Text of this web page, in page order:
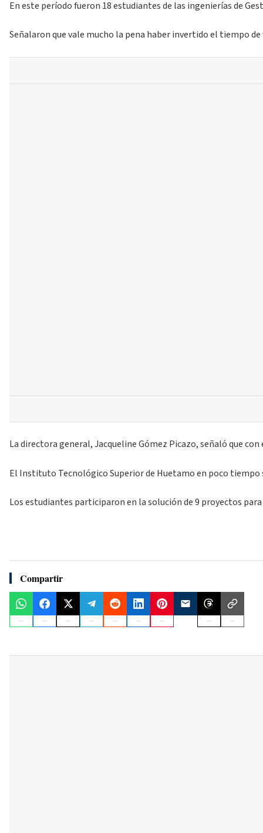
En este período fueron 18 estudiantes de las ingenierías de
Señalaron que vale mucho la pena haber invertido el tiempo
La directora general, Jacqueline Gómez Picazo, señaló que
El Instituto Tecnológico Superior de Huetamo en poco tiempo
Los estudiantes participaron en la solución de 9 proyectos
Compartir